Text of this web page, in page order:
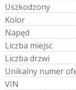
Uszkodzony
Kolor
Napęd
Liczba miejsc
Liczba drzwi
Unikalny numerof
VIN